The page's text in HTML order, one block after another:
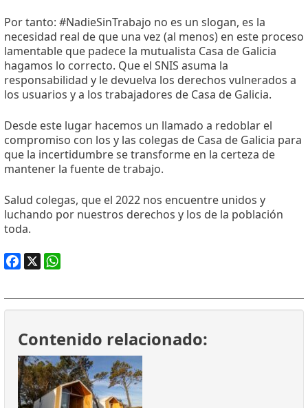
Por tanto: #NadieSinTrabajo no es un slogan, es la
necesidad real de que una vez (al menos) en este proceso
lamentable que padece la mutualista Casa de Galicia
hagamos lo correcto. Que el SNIS asuma la
responsabilidad y le devuelva los derechos vulnerados a
los usuarios y a los trabajadores de Casa de Galicia.
Desde este lugar hacemos un llamado a redoblar el
compromiso con los y las colegas de Casa de Galicia para
que la incertidumbre se transforme en la certeza de
mantener la fuente de trabajo.
Salud colegas, que el 2022 nos encuentre unidos y
luchando por nuestros derechos y los de la población
toda.
Contenido relacionado: